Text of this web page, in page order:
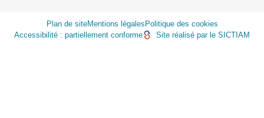
Plan de siteMentions légales Politique des cookies
Accessibilité : partiellement conforme
Site réalisé par le SICTIAM